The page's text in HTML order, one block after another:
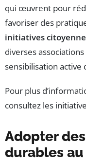
qui œuvrent pour
favoriser des
initiatives
diverses
sensibilisation active
Pour plus
consultez les
Adopter
durables